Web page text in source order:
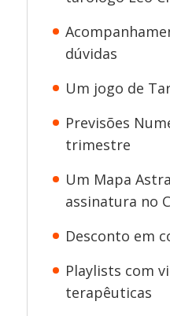
dúvidas
Um jogo de
Previsões
trimestre
Um Mapa
assinatura no
Desconto em
Playlists com
terapêuticas